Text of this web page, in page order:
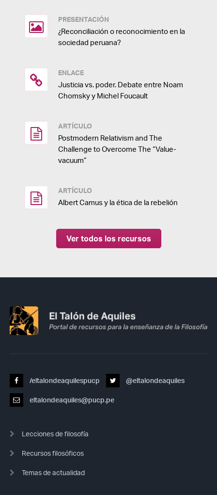
PRESENTACIÓN
¿Reconciliación o reconocimiento en la
sociedad peruana?
ENLACE
Justicia vs. poder. Debate entre Noam
Chomsky y Michel Foucault
ARTÍCULO
Postmodern Relativism and The
Challenge to Overcome The “Value-
vacuum”
ARTÍCULO
Albert Camus y la ética de la rebelión
Ver todos los recursos
/eltalondeaquilespucp @eltalondeaquiles
eltalondeaquiles@pucp.pe
Lecciones de filosofía
Recursos filosóficos
Temas de actualidad